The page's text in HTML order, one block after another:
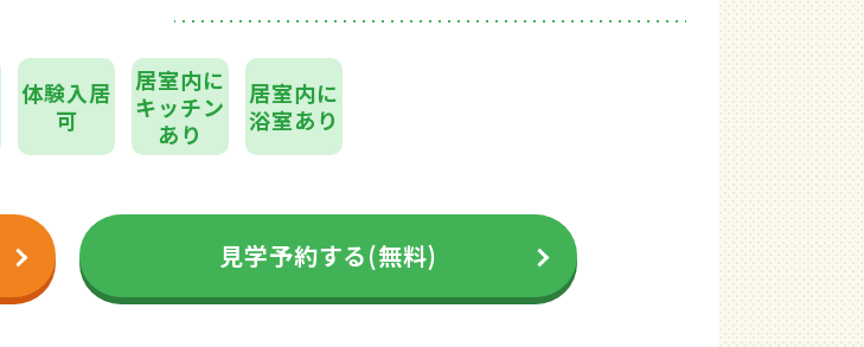
体験入居
可
居室内に
キッチン
あり
居室内に
浴室あり
見学予約する(無料)